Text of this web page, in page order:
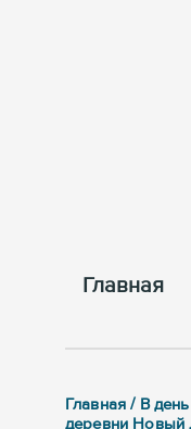
Главная
Главная / В
деревни Новый